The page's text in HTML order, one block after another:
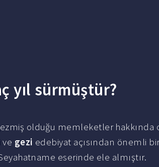
yıl sürmüştür?
olduğu memleketler hakkında
gezi edebiyat açısından önemli
eserinde ele almıştır.